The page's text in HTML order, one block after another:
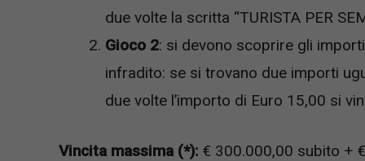
due volte la scritta “TURISTA PER
Gioco 2: si devono scoprire gli
infradito: se si trovano due importi
due volte l’importo di Euro 15,00 si
Vincita massima (*): € 300.000,00 subito +